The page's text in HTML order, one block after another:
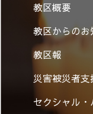
教区概要
教区からのお
教区報
災害被災者支
セクシャル